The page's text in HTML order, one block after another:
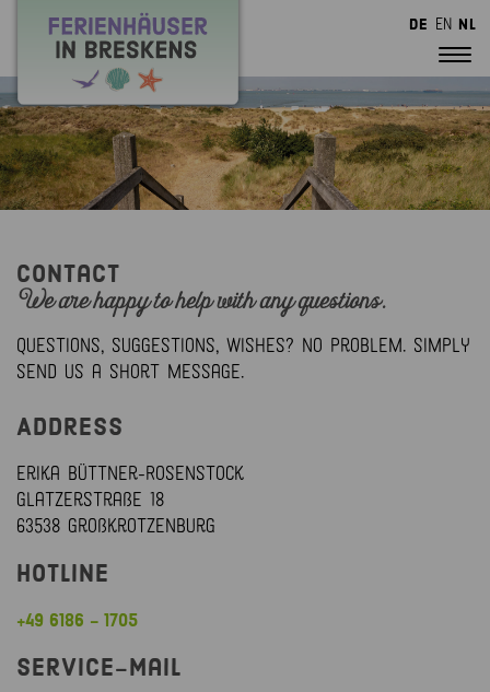
DE en NL
Contact
We are happy to help with any questions.
Questions, suggestions, wishes? No problem. Simply
send us a short message.
Address
Erika Büttner-Rosenstock
Glatzerstraße 18
63538 Großkrotzenburg
Hotline
+49 6186 - 1705
Service-Mail